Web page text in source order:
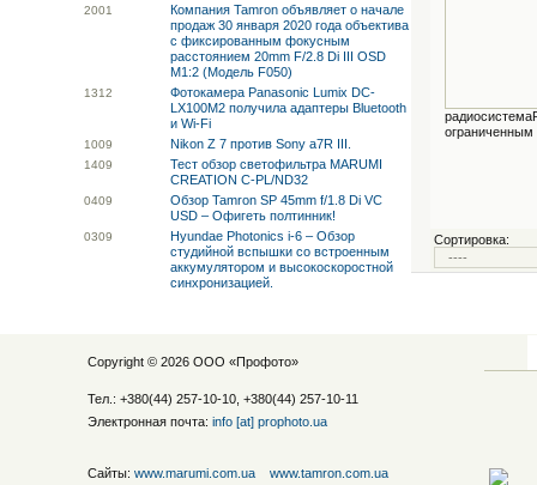
2001
Компания Tamron объявляет о начале
продаж 30 января 2020 года объектива
с фиксированным фокусным
расстоянием 20mm F/2.8 Di III OSD
M1:2 (Модель F050)
1312
Фотокамера Panasonic Lumix DC-
LX100M2 получила адаптеры Bluetooth
и Wi-Fi
1009 Nikon Z 7 против Sony a7R III.
1409
Тест обзор светофильтра MARUMI
CREATION C-PL/ND32
0409
Обзор Tamron SP 45mm f/1.8 Di VC
USD – Офигеть полтинник!
0309
Hyundae Photonics i-6 – Обзор
студийной вспышки со встроенным
аккумулятором и высокоскоростной
синхронизацией.
Сортировка:
Copyright © 2026 ООО «Профото»
Тел.: +380(44) 257-10-10, +380(44) 257-10-11
Электронная почта: info [at] prophoto.ua
Сайты: www.marumi.com.ua www.tamron.com.ua